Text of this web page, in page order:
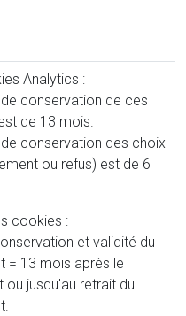
Analytics :
conservation de ces
de 13 mois.
de conservation des choix
ou refus) est de 6
cookies :
et validité du
= 13 mois après le
ou jusqu'au retrait du